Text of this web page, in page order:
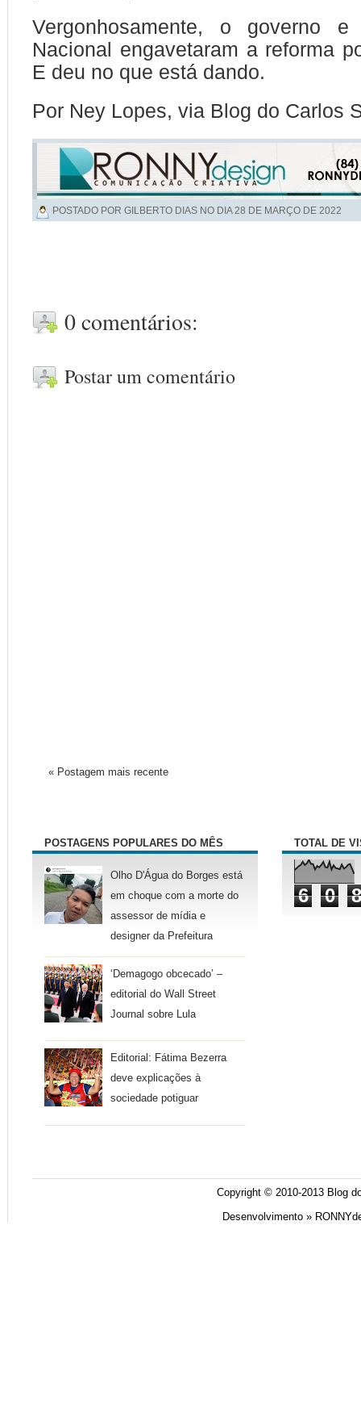
Vergonhosamente, o governo
Nacional engavetaram a reforma
E deu no que está dando.
Por Ney Lopes, via Blog do Carlos
POSTADO POR GILBERTO DIAS NO DIA28 DE MARÇO DE 2022
0 comentários:
Postar um comentário
« Postagem mais recente
POSTAGENS POPULARES DO MÊS
Olho D'Água do Borges está
em choque com a morte do
assessor de mídia e
designer da Prefeitura
‘Demagogo obcecado’ –
editorial do Wall Street
Journal sobre Lula
Editorial: Fátima Bezerra
deve explicações à
sociedade potiguar
TOTAL DE
6 0 8
Copyright © 2010-2013 Blog
Desenvolvimento »